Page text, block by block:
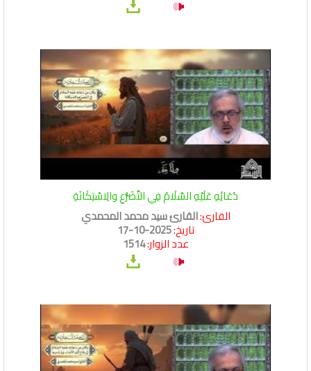
دُعَائِهِ عَلَيْهِ السَّلَامُ فِي التَّضَرُّعِ والِاسْتِكَانَةِ
القارئ:القارئ سيد محمد المحمدي
تاريخ:2025-10-17
عدد الزوار:1514